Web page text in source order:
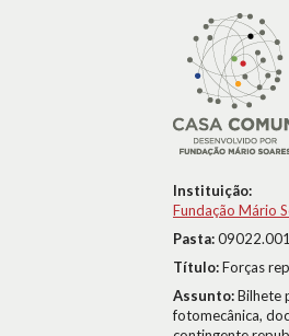
Instituição:
Fundação Mário
Pasta:
Título:Forças
Assunto:Bilhete
fotomecânica,